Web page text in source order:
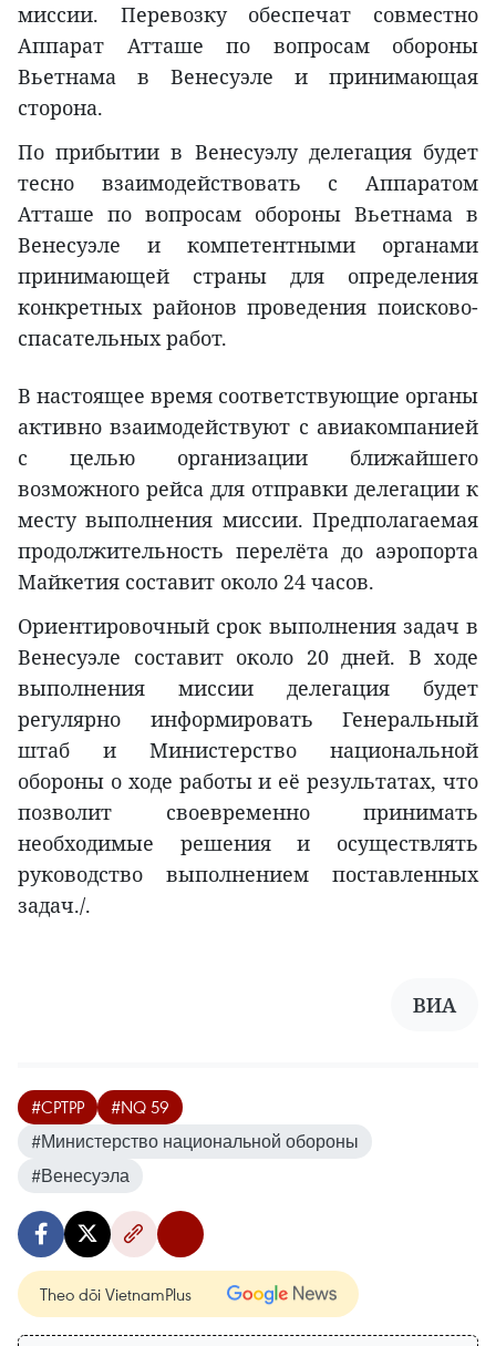
миссии. Перевозку обеспечат совместно
Аппарат Атташе по вопросам обороны
Вьетнама в Венесуэле и принимающая
сторона.
По прибытии в Венесуэлу делегация будет
тесно взаимодействовать с Аппаратом
Атташе по вопросам обороны Вьетнама в
Венесуэле и компетентными органами
принимающей страны для определения
конкретных районов проведения поисково-
спасательных работ.
В настоящее время соответствующие органы
активно взаимодействуют с авиакомпанией
с целью организации ближайшего
возможного рейса для отправки делегации к
месту выполнения миссии. Предполагаемая
продолжительность перелёта до аэропорта
Майкетия составит около 24 часов.
Ориентировочный срок выполнения задач в
Венесуэле составит около 20 дней. В ходе
выполнения миссии делегация будет
регулярно информировать Генеральный
штаб и Министерство национальной
обороны о ходе работы и её результатах, что
позволит своевременно принимать
необходимые решения и осуществлять
руководство выполнением поставленных
задач./.
ВИА
#CPTPP
#NQ 59
#Министерство национальной обороны
#Венесуэла
Theo dõi VietnamPlus